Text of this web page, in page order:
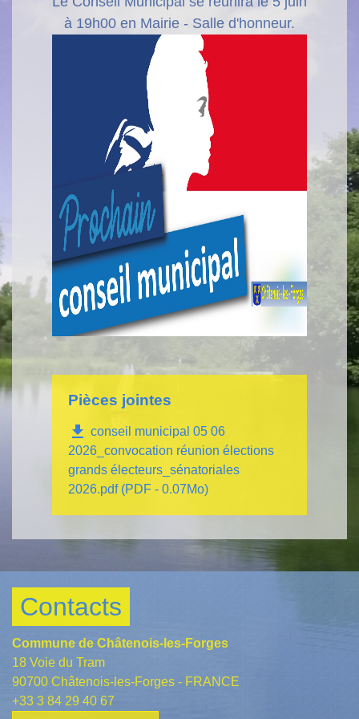
à 19h00 en Mairie - Salle d'honneur.
Pièces jointes
file_download conseil municipal 05 06
2026_convocation réunion élections
grands électeurs_sénatoriales
2026.pdf (PDF - 0.07Mo)
Contacts
Commune de Châtenois-les-Forges
18 Voie du Tram
90700 Châtenois-les-Forges - FRANCE
+33 3 84 29 40 67